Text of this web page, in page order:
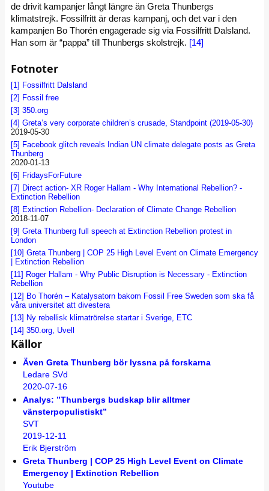
de drivit kampanjer långt längre än Greta Thunbergs
klimatstrejk. Fossilfritt är deras kampanj, och det var i den
kampanjen Bo Thorén engagerade sig via Fossilfritt Dalsland.
Han som är “pappa” till Thunbergs skolstrejk. [14]
Fotnoter
[1] Fossilfritt Dalsland
[2] Fossil free
[3] 350.org
[4] Greta’s very corporate children’s crusade, Standpoint (2019-05-30)
2019-05-30
[5] Facebook glitch reveals Indian UN climate delegate posts as Greta
Thunberg
2020-01-13
[6] FridaysForFuture
[7] Direct action- XR Roger Hallam - Why International Rebellion? -
Extinction Rebellion
[8] Extinction Rebellion- Declaration of Climate Change Rebellion
2018-11-07
[9] Greta Thunberg full speech at Extinction Rebellion protest in
London
[10] Greta Thunberg | COP 25 High Level Event on Climate Emergency
| Extinction Rebellion
[11] Roger Hallam - Why Public Disruption is Necessary - Extinction
Rebellion
[12] Bo Thorén – Katalysatorn bakom Fossil Free Sweden som ska få
våra universitet att divestera
[13] Ny rebellisk klimatrörelse startar i Sverige, ETC
[14] 350.org, Uvell
Källor
Även Greta Thunberg bör lyssna på forskarna
Ledare SVd
2020-07-16
Analys: ”Thunbergs budskap blir alltmer
vänsterpopulistiskt”
SVT
2019-12-11
Erik Bjerström
Greta Thunberg | COP 25 High Level Event on Climate
Emergency | Extinction Rebellion
Youtube